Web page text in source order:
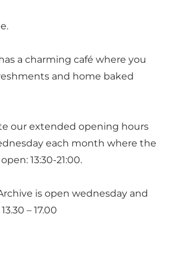
a charming café where you
and home baked
our extended opening hours
each month where the
13:30-21:00.
is open wednesday and
– 17.00